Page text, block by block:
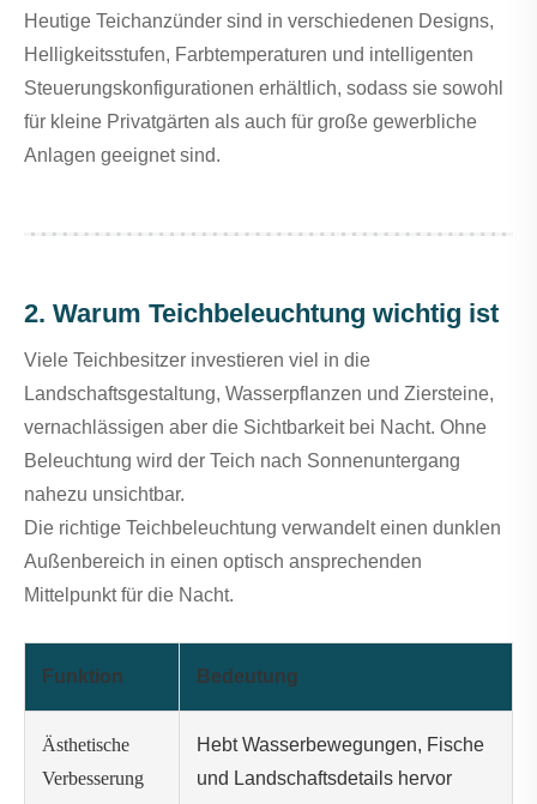
Heutige Teichanzünder sind in verschiedenen Designs,
Helligkeitsstufen, Farbtemperaturen und intelligenten
Steuerungskonfigurationen erhältlich, sodass sie sowohl
für kleine Privatgärten als auch für große gewerbliche
Anlagen geeignet sind.
2. Warum Teichbeleuchtung wichtig ist
Viele Teichbesitzer investieren viel in die
Landschaftsgestaltung, Wasserpflanzen und Ziersteine,
vernachlässigen aber die Sichtbarkeit bei Nacht. Ohne
Beleuchtung wird der Teich nach Sonnenuntergang
nahezu unsichtbar.
Die richtige Teichbeleuchtung verwandelt einen dunklen
Außenbereich in einen optisch ansprechenden
Mittelpunkt für die Nacht.
Funktion Bedeutung
Ästhetische
Verbesserung
Hebt Wasserbewegungen, Fische
und Landschaftsdetails hervor